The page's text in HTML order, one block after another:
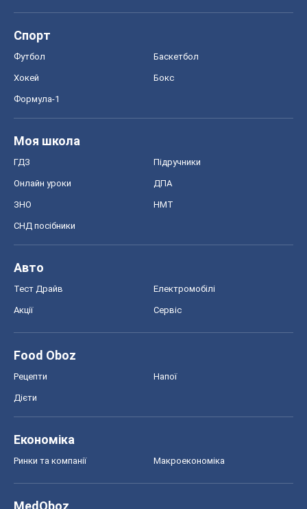
Спорт
Футбол Баскетбол
Хокей Бокс
Формула-1
Моя школа
ГДЗ Підручники
Онлайн уроки ДПА
ЗНО НМТ
СНД посібники
Авто
Тест Драйв Електромобілі
Акції Сервіс
Food Oboz
Рецепти Напої
Дієти
Економіка
Ринки та компанії Макроекономіка